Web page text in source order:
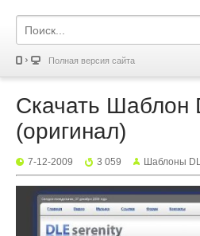
Полная версия сайта
Скачать Шаблон
(оригинал)
7-12-2009 3 059 Шаблоны